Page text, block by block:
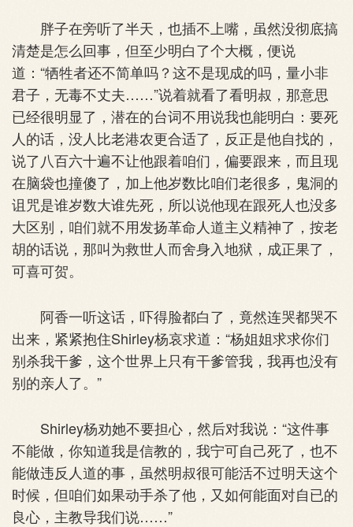
胖子在旁听了半天，也插不上嘴，虽然没彻底搞
清楚是怎么回事，但至少明白了个大概，便说
道：“牺牲者还不简单吗？这不是现成的吗，量小非
君子，无毒不丈夫……”说着就看了看明叔，那意思
已经很明显了，潜在的台词不用说我也能明白：要死
人的话，没人比老港农更合适了，反正是他自找的，
说了八百六十遍不让他跟着咱们，偏要跟来，而且现
在脑袋也撞傻了，加上他岁数比咱们老很多，鬼洞的
诅咒是谁岁数大谁先死，所以说他现在跟死人也没多
大区别，咱们就不用发扬革命人道主义精神了，按老
胡的话说，那叫为救世人而舍身入地狱，成正果了，
可喜可贺。
阿香一听这话，吓得脸都白了，竟然连哭都哭不
出来，紧紧抱住Shirley杨哀求道：“杨姐姐求求你们
别杀我干爹，这个世界上只有干爹管我，我再也没有
别的亲人了。”
Shirley杨劝她不要担心，然后对我说：“这件事
不能做，你知道我是信教的，我宁可自己死了，也不
能做违反人道的事，虽然明叔很可能活不过明天这个
时候，但咱们如果动手杀了他，又如何能面对自已的
良心，主教导我们说……”